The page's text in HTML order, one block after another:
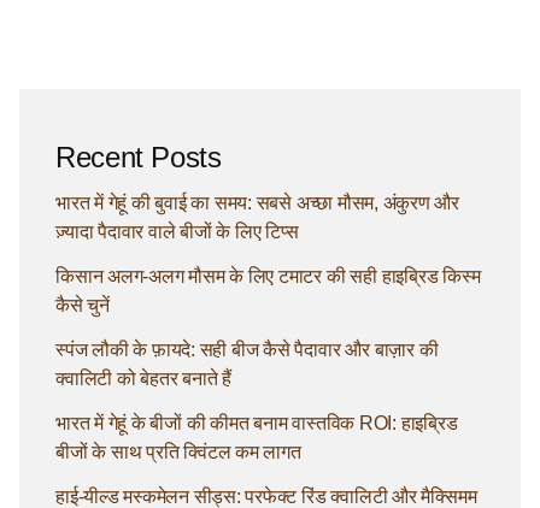
Recent Posts
भारत में गेहूं की बुवाई का समय: सबसे अच्छा मौसम, अंकुरण और
ज़्यादा पैदावार वाले बीजों के लिए टिप्स
किसान अलग-अलग मौसम के लिए टमाटर की सही हाइब्रिड किस्म
कैसे चुनें
स्पंज लौकी के फ़ायदे: सही बीज कैसे पैदावार और बाज़ार की
क्वालिटी को बेहतर बनाते हैं
भारत में गेहूं के बीजों की कीमत बनाम वास्तविक ROI: हाइब्रिड
बीजों के साथ प्रति क्विंटल कम लागत
हाई-यील्ड मस्कमेलन सीड्स: परफेक्ट रिंड क्वालिटी और मैक्सिमम